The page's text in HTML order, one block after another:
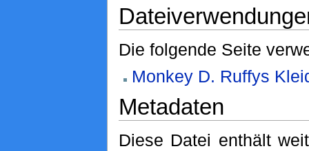
Die folgende Seite
Monkey D. Ruffys
Metadaten
Diese Datei enthält